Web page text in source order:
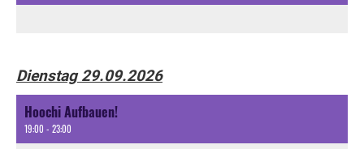
Dienstag 29.09.2026
Hoochi Aufbauen!
19:00 - 23:00